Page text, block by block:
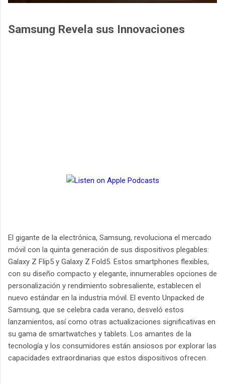
Samsung Revela sus Innovaciones
El gigante de la electrónica, Samsung, revoluciona el mercado
móvil con la quinta generación de sus dispositivos plegables:
Galaxy Z Flip5 y Galaxy Z Fold5. Estos smartphones flexibles,
con su diseño compacto y elegante, innumerables opciones de
personalización y rendimiento sobresaliente, establecen el
nuevo estándar en la industria móvil. El evento Unpacked de
Samsung, que se celebra cada verano, desveló estos
lanzamientos, así como otras actualizaciones significativas en
su gama de smartwatches y tablets. Los amantes de la
tecnología y los consumidores están ansiosos por explorar las
capacidades extraordinarias que estos dispositivos ofrecen.